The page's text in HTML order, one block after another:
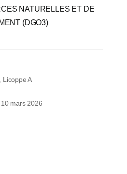
NATURELLES ET DE
(DGO3)
Licoppe A
mars 2026